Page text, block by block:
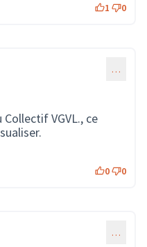
1 0
…
VGVL., ce
0 0
…